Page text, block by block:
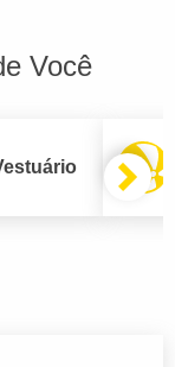
Você